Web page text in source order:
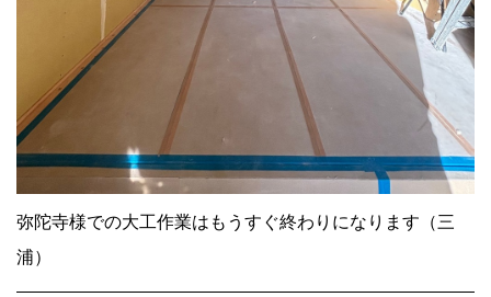
弥陀寺様での大工作業はもうすぐ終わりになります（三
浦）